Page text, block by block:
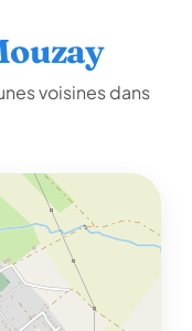
voisines dans